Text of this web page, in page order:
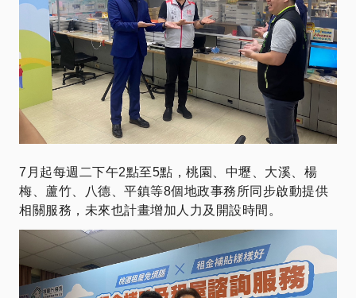
​7月起每週二下午2點至5點，桃園、中壢、大溪、楊
梅、蘆竹、八德、平鎮等8個地政事務所同步啟動提供
相關服務，未來也計畫增加人力及開設時間。